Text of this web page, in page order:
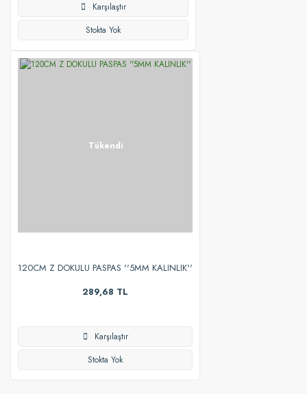
Karşılaştır
Stokta Yok
Tükendi
120CM Z DOKULU PASPAS ''5MM KALINLIK''
289,68 TL
Karşılaştır
Stokta Yok